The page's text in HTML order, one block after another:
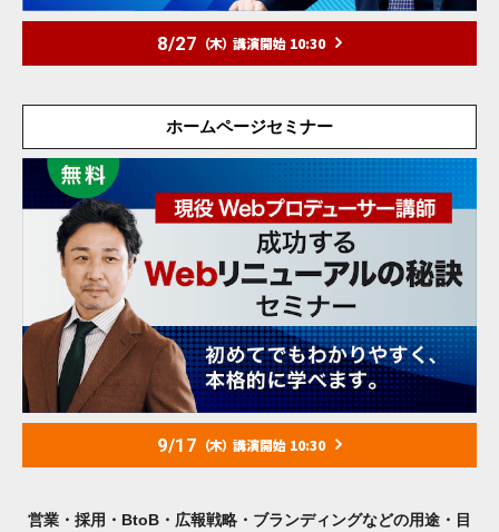
8/27 （木） 講演開始 10:30
ホームページセミナー
9/17 （木） 講演開始 10:30
営業・採用・BtoB・広報戦略・ブランディングなどの用途・目